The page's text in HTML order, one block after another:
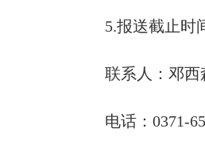
5.报送截止时间
联系人：邓西
电话：0371-